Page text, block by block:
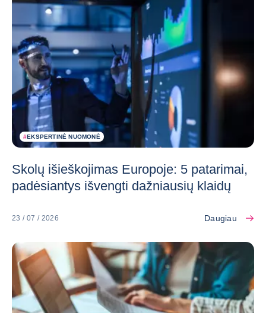
#EKSPERTINĖ NUOMONĖ
Skolų išieškojimas Europoje: 5 patarimai,
padėsiantys išvengti dažniausių klaidų
23 / 07 / 2026 Daugiau